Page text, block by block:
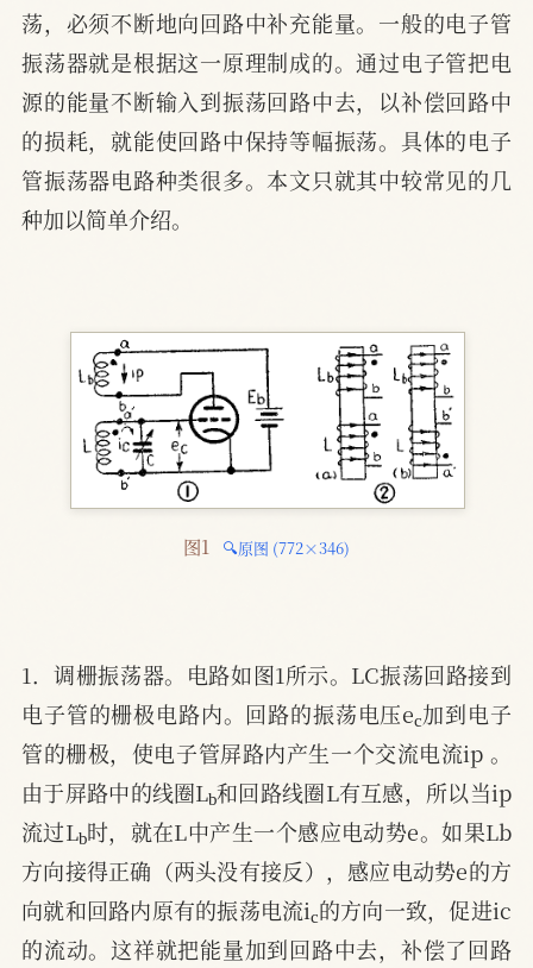
荡，必须不断地向回路中补充能量。一般的电子管
振荡器就是根据这一原理制成的。通过电子管把电
源的能量不断输入到振荡回路中去，以补偿回路中
的损耗，就能使回路中保持等幅振荡。具体的电子
管振荡器电路种类很多。本文只就其中较常见的几
种加以简单介绍。
图1 🔍原图 (772×346)
1．调栅振荡器。电路如图1所示。LC振荡回路接到
电子管的栅极电路内。回路的振荡电压ec加到电子
管的栅极，使电子管屏路内产生一个交流电流ip 。
由于屏路中的线圈Lb和回路线圈L有互感，所以当ip
流过Lb时，就在L中产生一个感应电动势e。如果Lb
方向接得正确（两头没有接反），感应电动势e的方
向就和回路内原有的振荡电流i c
的方向一致，促进ic
的流动。这祥就把能量加到回路中去，补偿了回路